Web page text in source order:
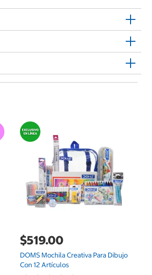
$519.00
DOMS Mochila Creativa Para Dibujo
Con 12 Artículos